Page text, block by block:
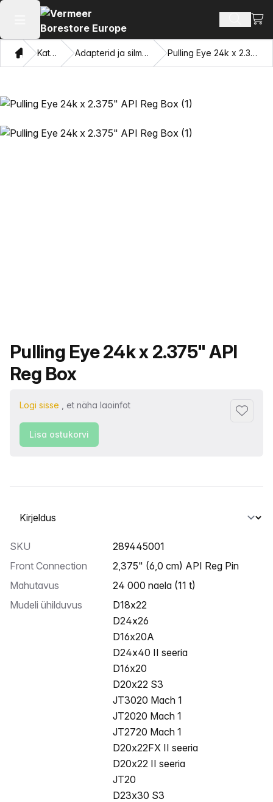
Ava peamenüü Otsi
Kodu Kataloogi Adapterid ja silmade tõmbamine Pulling Eye 24k x 2.375" API Reg Box
Toote nimi
Pulling Eye 24k x 2.375" API
Reg Box
Logi sisse , et näha laoinfot
Lisa
Lisa ostukorvi
Vahekaardi valimine
SKU
289445001
Front Connection
2,375" (6,0 cm) API Reg Pin
Mahutavus
24 000 naela (11 t)
Mudeli ühilduvus
D18x22
D24x26
D16x20A
D24x40 II seeria
D16x20
D20x22 S3
JT3020 Mach 1
JT2020 Mach 1
JT2720 Mach 1
D20x22FX II seeria
D20x22 II seeria
JT20
D23x30 S3